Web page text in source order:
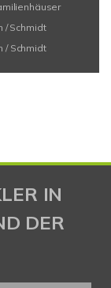
/ Schmidt
/ Schmidt
IN
DER